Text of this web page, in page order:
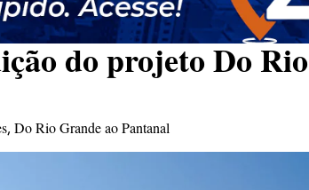
do projeto Do Rio
, Do Rio Grande ao Pantanal